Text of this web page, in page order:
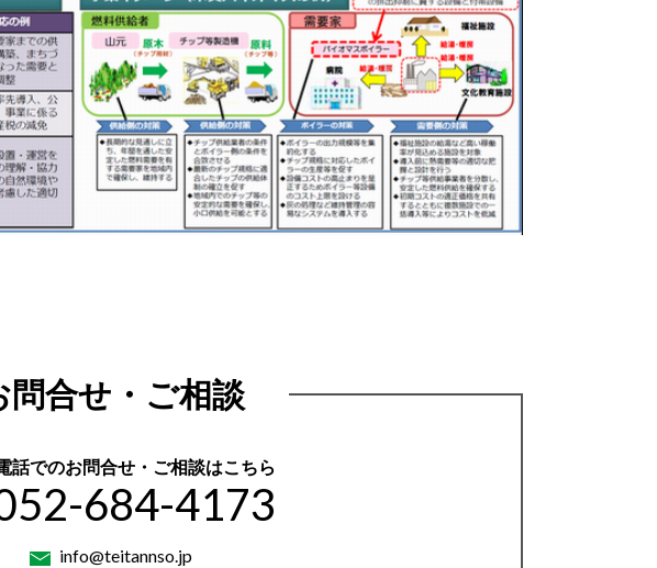
問合せ・ご相談
話でのお問合せ・ご相談はこちら
684-4173
info@teitannso.jp